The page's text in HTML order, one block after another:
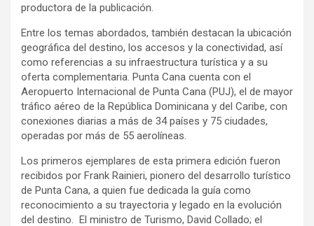
productora de la publicación.
Entre los temas abordados, también destacan la ubicación
geográfica del destino, los accesos y la conectividad, así
como referencias a su infraestructura turística y a su
oferta complementaria. Punta Cana cuenta con el
Aeropuerto Internacional de Punta Cana (PUJ), el de mayor
tráfico aéreo de la República Dominicana y del Caribe, con
conexiones diarias a más de 34 países y 75 ciudades,
operadas por más de 55 aerolíneas.
Los primeros ejemplares de esta primera edición fueron
recibidos por Frank Rainieri, pionero del desarrollo turístico
de Punta Cana, a quien fue dedicada la guía como
reconocimiento a su trayectoria y legado en la evolución
del destino. El ministro de Turismo, David Collado; el